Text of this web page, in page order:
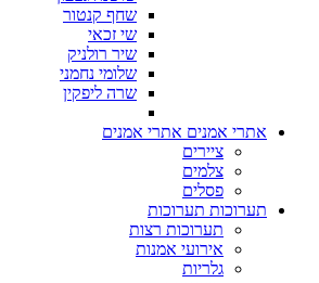
שחף קנטור
שי זכאי
שיר רולניק
שלומי נחמני
שרה ליפקין
אתרי אמנים אתרי אמנים
ציירים
צלמים
פסלים
תערוכות תערוכות
תערוכות רצות
אירועי אמנות
גלריות